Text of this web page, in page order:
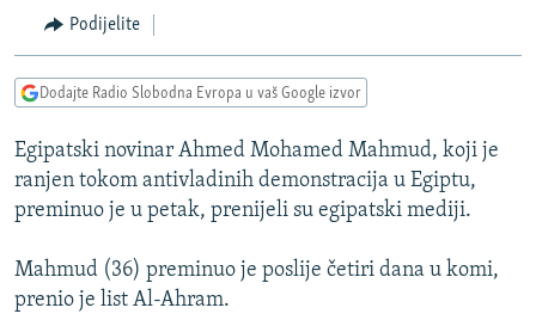
Pređite
pretragu
KOSOVO
VIZUELNO
VIDEO
FOTOGALERIJE
PODCASTI
RAT U UKRAJINI
RSE PRIČE IZ SVIJETA
Podijelite
Dodajte Radio Slobodna Evropa u vaš Google izvor
Egipatski novinar Ahmed Mohamed Mahmud, koji je
ranjen tokom antivladinih demonstracija u Egiptu,
preminuo je u petak, prenijeli su egipatski mediji.
Mahmud (36) preminuo je poslije četiri dana u komi,
prenio je list Al-Ahram.